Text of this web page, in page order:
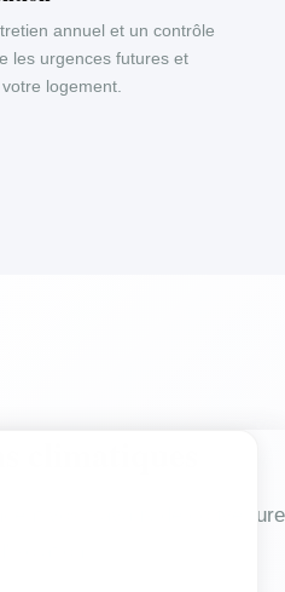
annuel et un contrôle
les urgences futures et
logement.
vos travaux de couverture